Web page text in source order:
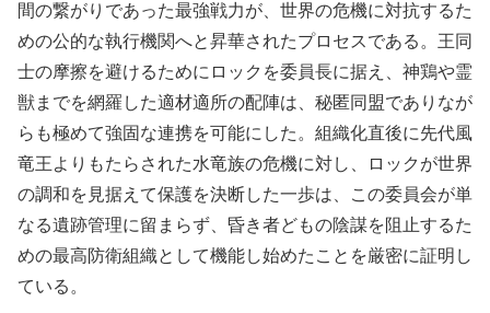
間の繋がりであった最強戦力が、世界の危機に対抗するた
めの公的な執行機関へと昇華されたプロセスである。王同
士の摩擦を避けるためにロックを委員長に据え、神鶏や霊
獣までを網羅した適材適所の配陣は、秘匿同盟でありなが
らも極めて強固な連携を可能にした。組織化直後に先代風
竜王よりもたらされた水竜族の危機に対し、ロックが世界
の調和を見据えて保護を決断した一歩は、この委員会が単
なる遺跡管理に留まらず、昏き者どもの陰謀を阻止するた
めの最高防衛組織として機能し始めたことを厳密に証明し
ている。